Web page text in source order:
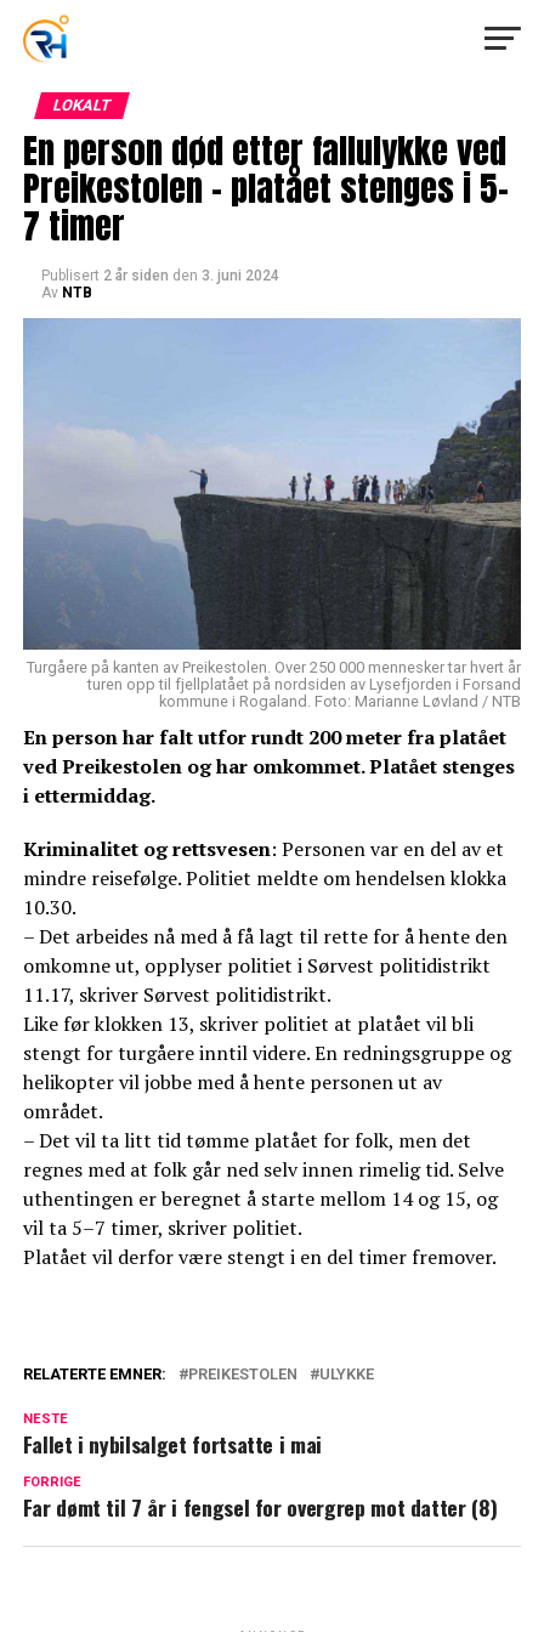
LOKALT
En person død etter fallulykke ved
Preikestolen – platået stenges i 5–
7 timer
Publisert 2 år siden den 3. juni 2024
Av NTB
Turgåere på kanten av Preikestolen. Over 250 000 mennesker tar hvert år
turen opp til fjellplatået på nordsiden av Lysefjorden i Forsand
kommune i Rogaland. Foto: Marianne Løvland / NTB
En person har falt utfor rundt 200 meter fra platået
ved Preikestolen og har omkommet. Platået stenges
i ettermiddag.
Kriminalitet og rettsvesen: Personen var en del av et
mindre reisefølge. Politiet meldte om hendelsen klokka
10.30.
– Det arbeides nå med å få lagt til rette for å hente den
omkomne ut, opplyser politiet i Sørvest politidistrikt
11.17, skriver Sørvest politidistrikt.
Like før klokken 13, skriver politiet at platået vil bli
stengt for turgåere inntil videre. En redningsgruppe og
helikopter vil jobbe med å hente personen ut av
området.
– Det vil ta litt tid tømme platået for folk, men det
regnes med at folk går ned selv innen rimelig tid. Selve
uthentingen er beregnet å starte mellom 14 og 15, og
vil ta 5–7 timer, skriver politiet.
Platået vil derfor være stengt i en del timer fremover.
RELATERTE EMNER: PREIKESTOLEN ULYKKE
NESTE
Fallet i nybilsalget fortsatte i mai
FORRIGE
Far dømt til 7 år i fengsel for overgrep mot datter (8)